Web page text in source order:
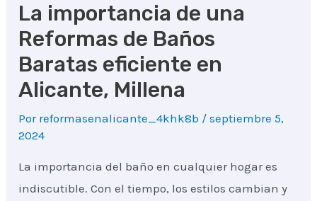
La importancia de una
Reformas de Baños
Baratas eficiente en
Alicante, Millena
Por reformasenalicante_4khk8b /septiembre 5,
2024
La importancia del baño en cualquier hogar es
indiscutible. Con el tiempo, los estilos cambian y